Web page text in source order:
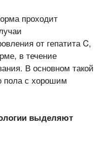
проходит
от гепатита C,
в течение
В основном такой
пола с хорошим
выделяют